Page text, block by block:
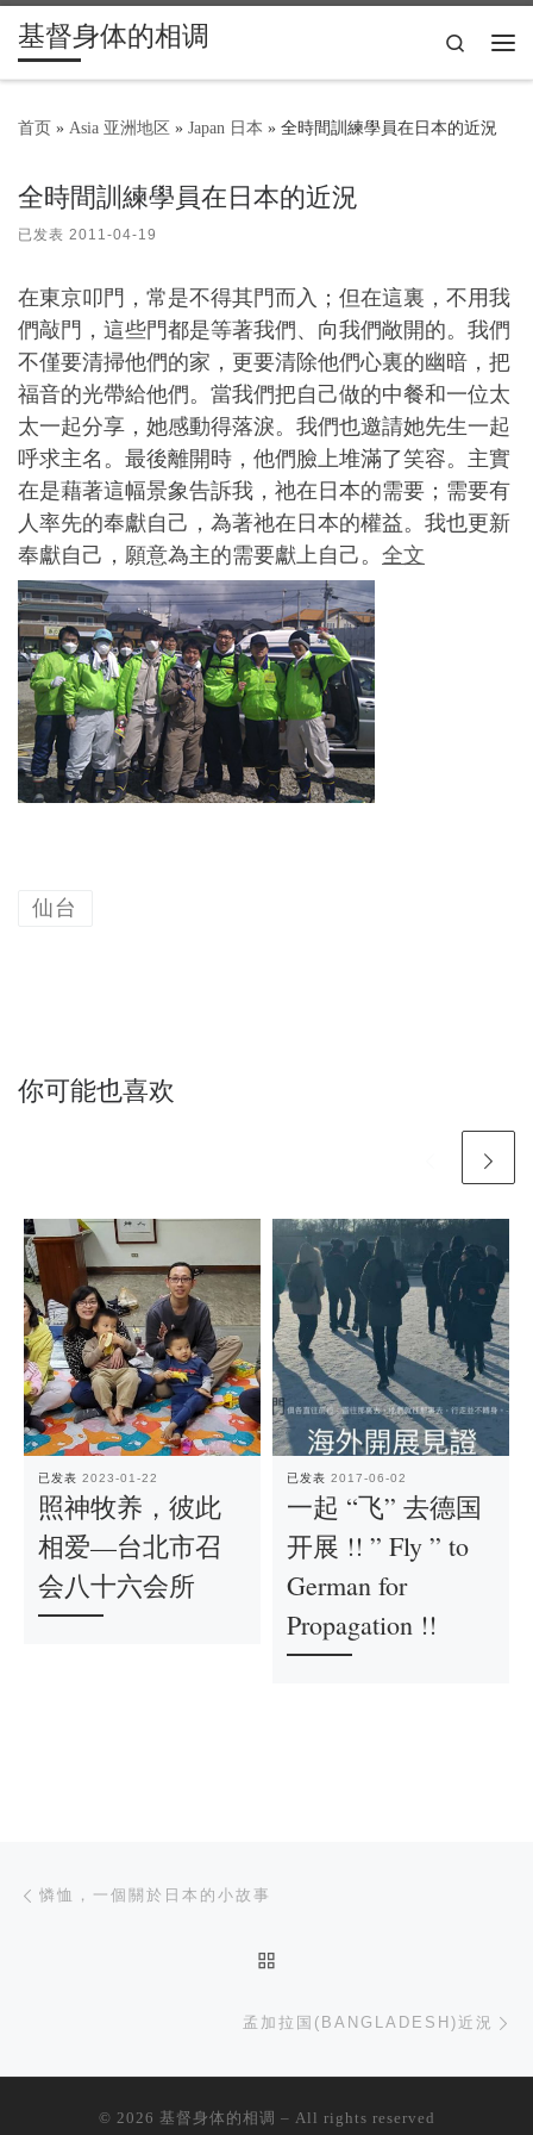
Skip to content
基督身体的相调
Search
首页 » Asia 亚洲地区 » Japan 日本 » 全時間訓練學員在日本的近況
全時間訓練學員在日本的近況
已发表 2011-04-19
在東京叩門，常是不得其門而入；但在這裏，不用我
們敲門，這些門都是等著我們、向我們敞開的。我們
不僅要清掃他們的家，更要清除他們心裏的幽暗，把
福音的光帶給他們。當我們把自己做的中餐和一位太
太一起分享，她感動得落淚。我們也邀請她先生一起
呼求主名。最後離開時，他們臉上堆滿了笑容。主實
在是藉著這幅景象告訴我，祂在日本的需要；需要有
人率先的奉獻自己，為著祂在日本的權益。我也更新
奉獻自己，願意為主的需要獻上自己。 全文
仙台
你可能也喜欢
已发表 2023-01-22
照神牧养，彼此
相爱—台北市召
会八十六会所
已发表 2017-06-02
一起 “飞” 去德国
开展 !! ” Fly ” to
German for
Propagation !!
文章导航
憐恤，一個關於日本的小故事
孟加拉国(BANGLADESH)近況
© 2026 基督身体的相调 – All rights reserved